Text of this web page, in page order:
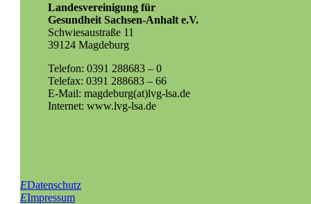
Landesvereinigung für
Gesundheit Sachsen-Anhalt e.V.
Schwiesaustraße 11
39124 Magdeburg
Telefon: 0391 288683 – 0
Telefax: 0391 288683 – 66
E-Mail: magdeburg(at)lvg-lsa.de
Internet: www.lvg-lsa.de
EDatenschutz
EImpressum